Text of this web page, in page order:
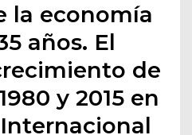
la economía
años. El
de
y 2015 en